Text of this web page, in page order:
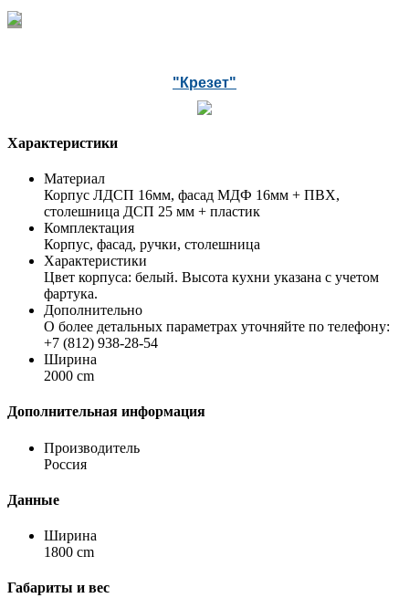
"Крезет"
Характеристики
Материал
Корпус ЛДСП 16мм, фасад МДФ 16мм + ПВХ,
столешница ДСП 25 мм + пластик
Комплектация
Корпус, фасад, ручки, столешница
Характеристики
Цвет корпуса: белый. Высота кухни указана с учетом
фартука.
Дополнительно
О более детальных параметрах уточняйте по телефону:
+7 (812) 938-28-54
Ширина
2000 cm
Дополнительная информация
Производитель
Россия
Данные
Ширина
1800 cm
Габариты и вес